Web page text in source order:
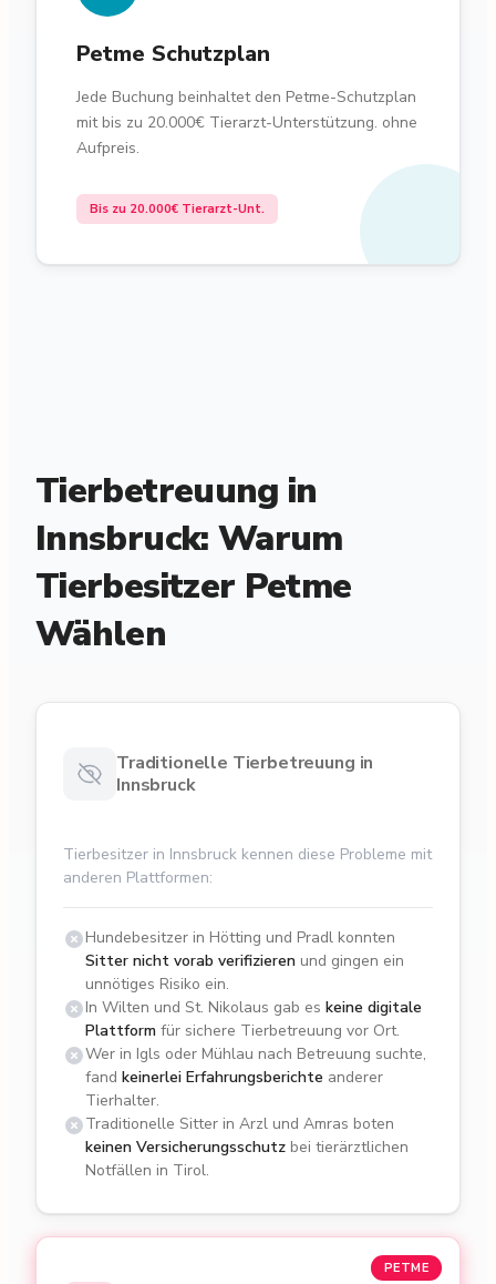
Petme Schutzplan
Jede Buchung beinhaltet den Petme-Schutzplan
mit bis zu 20.000€ Tierarzt-Unterstützung. ohne
Aufpreis.
Bis zu 20.000€ Tierarzt-Unt.
Tierbetreuung in
Innsbruck: Warum
Tierbesitzer Petme
Wählen
Traditionelle Tierbetreuung in
Innsbruck
Tierbesitzer in Innsbruck kennen diese Probleme mit
anderen Plattformen:
Hundebesitzer in Hötting und Pradl konnten
Sitter nicht vorab verifizieren und gingen ein
unnötiges Risiko ein.
In Wilten und St. Nikolaus gab es keine digitale
Plattform für sichere Tierbetreuung vor Ort.
Wer in Igls oder Mühlau nach Betreuung suchte,
fand keinerlei Erfahrungsberichte anderer
Tierhalter.
Traditionelle Sitter in Arzl und Amras boten
keinen Versicherungsschutz bei tierärztlichen
Notfällen in Tirol.
PETME